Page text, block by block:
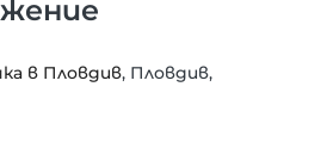
в Пловдив, Пловдив,